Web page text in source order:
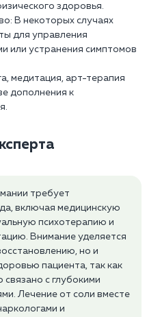
здоровья.
В некоторых случаях
для управления
или устранения симптомов
медитация, арт-терапия
дополнения к
требует
включая медицинскую
психотерапию и
Внимание уделяется
но и
пациента, так как
связано с глубокими
Лечение от соли вместе
и